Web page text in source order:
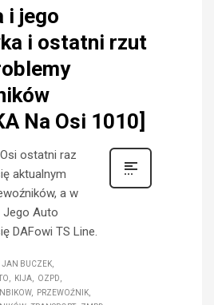
i jego
i ostatni rzut
Na Osi 1010]
ostatni raz
aktualnym
a w
Jego Auto
DAFowi TS Line.
JAN BUCZEK
KIJA
OZPD
PRZEWOŹNIK